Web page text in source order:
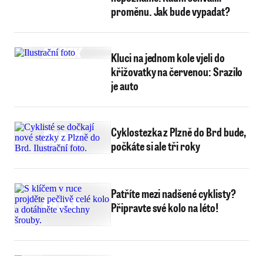
proměnu. Jak bude vypadat?
Kluci na jednom kole vjeli do
křižovatky na červenou: Srazilo
je auto
Cyklostezka z Plzně do Brd bude,
počkáte si ale tři roky
Patříte mezi nadšené cyklisty?
Připravte své kolo na léto!